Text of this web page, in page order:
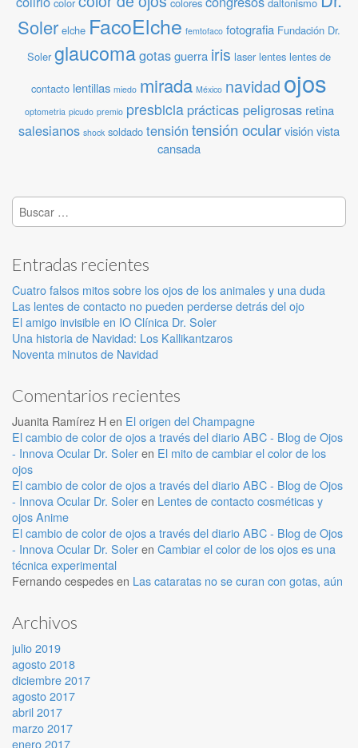
Soler elche FacoElche femtofaco fotografia Fundación Dr.
Soler glaucomagotasguerra iris laser lentes lentes de
contacto lentillas miedo mirada México navidad ojos
optometria picudo premio presbicia prácticas peligrosas retina
salesianos shock soldado tensión tensión ocularvisiónvista
cansada
Buscar:
Entradas recientes
Cuatro falsos mitos sobre los ojos de los animales y una duda
Las lentes de contacto no pueden perderse detrás del ojo
El amigo invisible en IO Clínica Dr. Soler
Una historia de Navidad: Los Kallikantzaros
Noventa minutos de Navidad
Comentarios recientes
Juanita Ramírez Hen El origen del Champagne
El cambio de color de ojos a través del diario ABC - Blog de Ojos
- Innova Ocular Dr. Soleren El mito de cambiar el color de los
ojos
El cambio de color de ojos a través del diario ABC - Blog de Ojos
- Innova Ocular Dr. Soleren Lentes de contacto cosméticas y
ojos Anime
El cambio de color de ojos a través del diario ABC - Blog de Ojos
- Innova Ocular Dr. Soleren Cambiar el color de los ojos es una
técnica experimental
Fernando cespedesen Las cataratas no se curan con gotas, aún
Archivos
julio 2019
agosto 2018
diciembre 2017
agosto 2017
abril 2017
marzo 2017
enero 2017